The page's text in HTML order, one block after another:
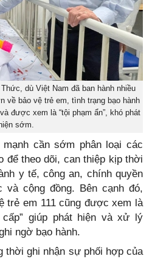
dù Việt Nam đã ban hành nhiều
về bảo vệ trẻ em, tình trạng bạo hành
được xem là “tội phạm ẩn”, khó phát
hiện sớm.
cần sớm phân loại các
để theo dõi, can thiệp kịp thời
y tế, công an, chính quyền
và cộng đồng. Bên cạnh đó,
trẻ em 111 cũng được xem là
cấp” giúp phát hiện và xử lý
ngờ bạo hành.
thời ghi nhận sự phối hợp của